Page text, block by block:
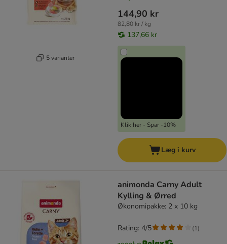
5 varianter
144,90 kr
82,80 kr / kg
137,66 kr
Klik her - Spar -10%
Læg i kurv
animonda Carny Adult
Kylling & Ørred
Økonomipakke: 2 x 10 kg
Rating: 4/5 (1)